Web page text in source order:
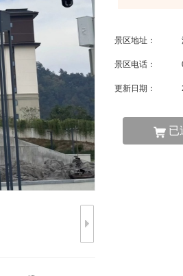
景区地址：
景区电话：
更新日期：
已